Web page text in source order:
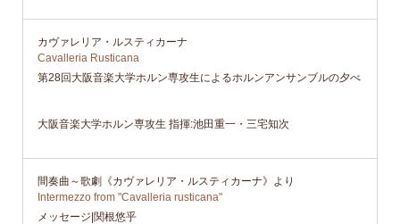
カヴァレリア・ルスティカーナ
Cavalleria Rusticana
第28回大阪音楽大学ホルン専攻生によるホルンアンサンブルの夕べ
大阪音楽大学ホルン専攻生 指揮:池田重一・三宅知次
間奏曲～歌劇《カヴァレリア・ルスティカーナ》より
Intermezzo from "Cavalleria rusticana"
メッセージ|関根悠乎